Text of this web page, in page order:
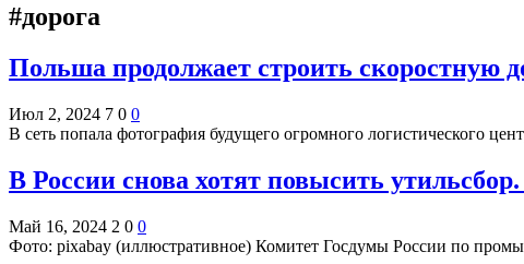
#дорога
Польша продолжает строить скоростную
Июл 2, 2024 7 0 0
В сеть попала фотография будущего огромного логистического
В России снова хотят повысить
Май 16, 2024 2 0 0
Фото: pixabay (иллюстративное) Комитет Госдумы России по